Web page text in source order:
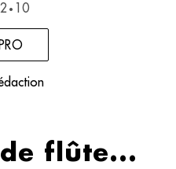
• 10
flûte...